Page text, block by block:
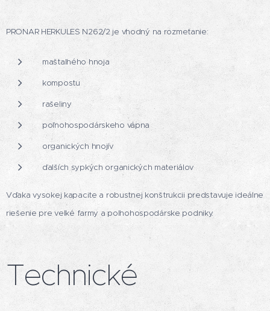
PRONAR HERKULES N262/2 je vhodný na rozmetanie:
maštaľného hnoja
kompostu
rašeliny
poľnohospodárskeho vápna
organických hnojív
ďalších sypkých organických materiálov
Vďaka vysokej kapacite a robustnej konštrukcii predstavuje ideálne
riešenie pre veľké farmy a poľnohospodárske podniky.
Technické